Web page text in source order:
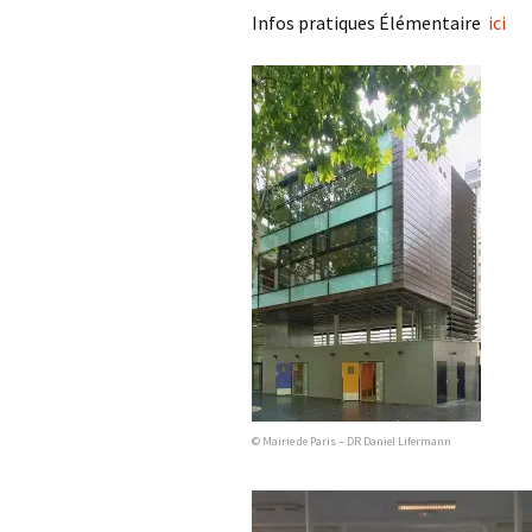
Les projets
Débats et
Nous rejoindre
Contact
Ligne éditoriale
Mentions légales
Infos pratiques Élémentaire ici
© Mairie de Paris – DR Daniel Lifermann